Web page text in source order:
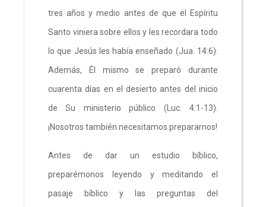
tres años y medio antes de que el Espíritu
Santo viniera sobre ellos y les recordara todo
lo que Jesús les había enseñado (Jua. 14:6).
Además, Él mismo se preparó durante
cuarenta días en el desierto antes del inicio
de Su ministerio público (Luc. 4:1-13).
¡Nosotros también necesitamos prepararnos!
Antes de dar un estudio bíblico,
preparémonos leyendo y meditando el
pasaje bíblico y las preguntas del